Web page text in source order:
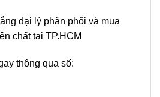
đại lý phân phối và mua
chất tại TP.HCM
thông qua số: